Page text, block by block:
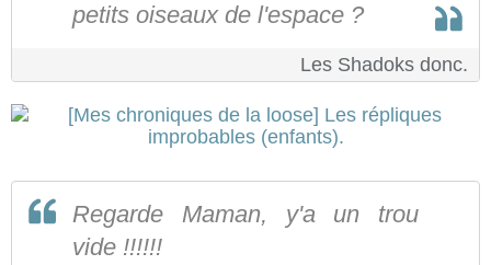
petits oiseaux de l'espace ?
Les Shadoks donc.
Regarde Maman, y'a un trou
vide !!!!!!